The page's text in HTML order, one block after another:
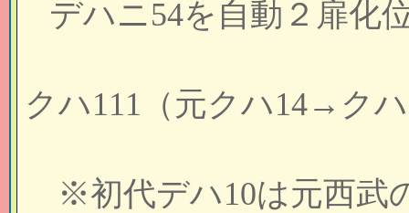
デハニ54を自動２扉化
クハ111（元クハ14→ク
※初代デハ10は元西武